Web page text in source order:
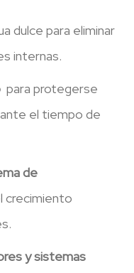
dulce para eliminar
internas.
para protegerse
el tiempo de
de
crecimiento
y sistemas